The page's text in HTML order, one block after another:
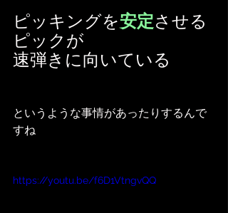
ピッキングを安定させる
ピックが
速弾きに向いている
というような事情があったりするんで
すね
https://youtu.be/f6D1VtngvQQ